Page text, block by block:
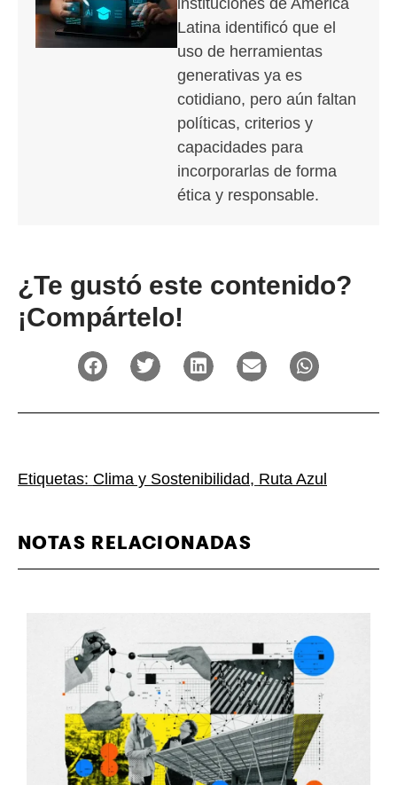
Latina identificó que el
uso de herramientas
generativas ya es
cotidiano, pero aún faltan
políticas, criterios y
capacidades para
incorporarlas de forma
ética y responsable.
¿Te gustó este contenido?
¡Compártelo!
Etiquetas: Clima y Sostenibilidad, Ruta Azul
NOTAS RELACIONADAS